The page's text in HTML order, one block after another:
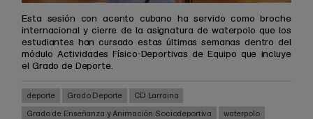
Esta sesión con acento cubano ha servido como broche
internacional y cierre de la asignatura de waterpolo que los
estudiantes han cursado estas últimas semanas dentro del
módulo Actividades Físico-Deportivas de Equipo que incluye
el Grado de Deporte.
deporte Grado Deporte
CD Larraina
Grado de Enseñanza y Animación Sociodeportiva
waterpolo